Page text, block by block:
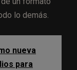
lo demás.
nueva
para